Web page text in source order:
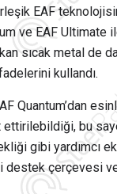
EAF
ve EAF Ultimate
sıcak metal
kullandı.
Quantum’dan
ettirilebildiği, bu
gibi yardımcı
destek çerçevesi